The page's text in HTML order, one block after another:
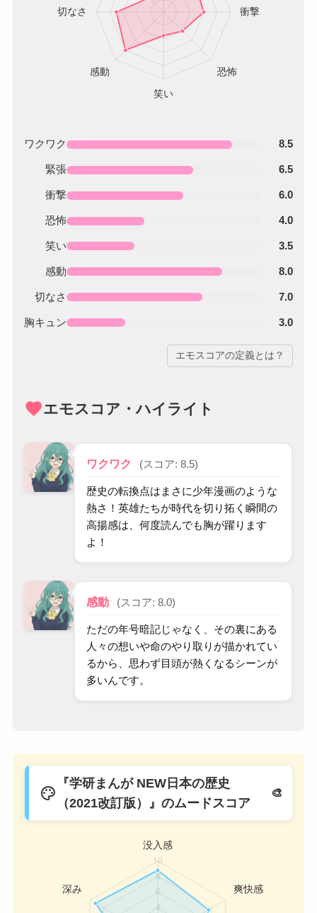
ワクワク 8.5
緊張 6.5
衝撃 6.0
恐怖 4.0
笑い 3.5
感動 8.0
切なさ 7.0
胸キュン 3.0
エモスコアの定義とは？
favoriteエモスコア・ハイライト
ワクワク (スコア: 8.5)
歴史の転換点はまさに少年漫画のような
熱さ！英雄たちが時代を切り拓く瞬間の
高揚感は、何度読んでも胸が躍ります
よ！
感動 (スコア: 8.0)
ただの年号暗記じゃなく、その裏にある
人々の想いや命のやり取りが描かれてい
るから、思わず目頭が熱くなるシーンが
多いんです。
palette
『学研まんが NEW日本の歴史
（2021改訂版）』のムードスコア